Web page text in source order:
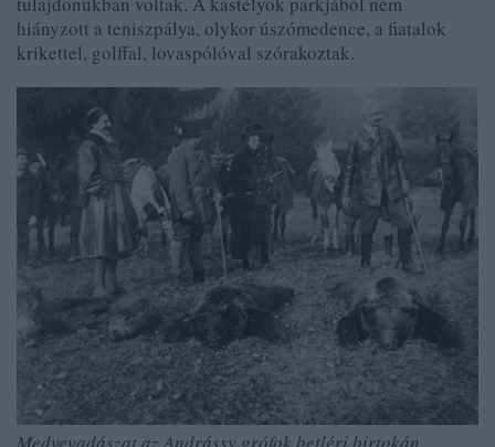
hiányzott a teniszpálya, olykor úszómedence, a fiatalok
krikettel, golffal, lovaspólóval szórakoztak.